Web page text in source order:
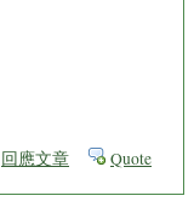
回應文章 Quote